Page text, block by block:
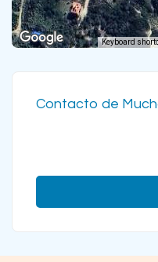
Keyboard
Contacto de